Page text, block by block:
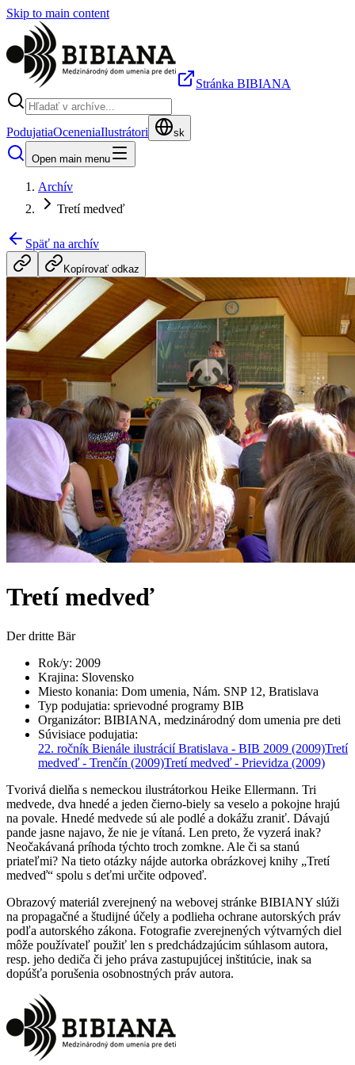
Skip to main content
Stránka BIBIANA
PodujatiaOceneniaIlustrátori sk
Open main menu
Archív
Tretí medveď
Späť na archív
Kopírovať odkaz
Tretí medveď
Der dritte Bär
Rok/y: 2009
Krajina: Slovensko
Miesto konania: Dom umenia, Nám. SNP 12, Bratislava
Typ podujatia: sprievodné programy BIB
Organizátor: BIBIANA, medzinárodný dom umenia pre deti
Súvisiace podujatia:
22. ročník Bienále ilustrácií Bratislava - BIB 2009 (2009)Tretí
medveď - Trenčín (2009)Tretí medveď - Prievidza (2009)
Tvorivá dielňa s nemeckou ilustrátorkou Heike Ellermann. Tri
medvede, dva hnedé a jeden čierno-biely sa veselo a pokojne hrajú
na povale. Hnedé medvede sú ale podlé a dokážu zraniť. Dávajú
pande jasne najavo, že nie je vítaná. Len preto, že vyzerá inak?
Neočakávaná príhoda týchto troch zomkne. Ale či sa stanú
priateľmi? Na tieto otázky nájde autorka obrázkovej knihy „Tretí
medveď“ spolu s deťmi určite odpoveď.
Obrazový materiál zverejnený na webovej stránke BIBIANY slúži
na propagačné a študijné účely a podlieha ochrane autorských práv
podľa autorského zákona. Fotografie zverejnených výtvarných diel
môže používateľ použiť len s predchádzajúcim súhlasom autora,
resp. jeho dediča či jeho práva zastupujúcej inštitúcie, inak sa
dopúšťa porušenia osobnostných práv autora.